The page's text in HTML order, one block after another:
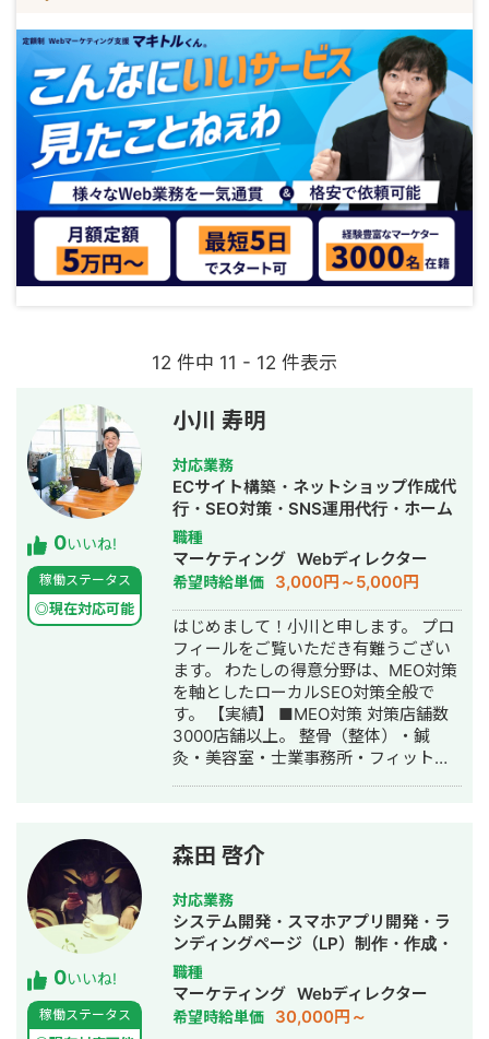
12 件中 11 - 12 件表示
0いいね!
稼働ステータス
◎現在対応可能
小川 寿明
対応業務
ECサイト構築・ネットショップ作成代
行・SEO対策・SNS運用代行・ホーム
ページ制作・作成
職種
マーケティング Webディレクター
希望時給単価 3,000円～5,000円
はじめまして！小川と申します。 プロ
フィールをご覧いただき有難うござい
ます。 わたしの得意分野は、MEO対策
を軸としたローカルSEO対策全般で
す。 【実績】 ■MEO対策 対策店舗数
3000店舗以上。 整骨（整体）・鍼
灸・美容室・士業事務所・フィットネ
展開されている企業様の実績も多数ご
ざいます。 【特徴・強み】 ■成果実
績：対策後、IMPが伸びなかった店舗
様は1店舗もございません。※IMPの数
値＝売上直結ではございませんが、ほ
とんどのcaseで全ての販促施策に好影
響が出る結果に繋がっております。
■Google利用規約を遵守すること。い
ままでのMEO業界は、強引な営業手法
0いいね!
稼働ステータス
森田 啓介
対応業務
システム開発・スマホアプリ開発・ラ
ンディングページ（LP）制作・作成・
Youtubeチャンネル運営代行・立ち上
げ・ECサイト構築・ネットショップ作
成代行・SEO対策・新規事業立上・
SNS運用代行・記事作成代行・ライテ
職種
マーケティング Webディレクター
希望時給単価 30,000円～